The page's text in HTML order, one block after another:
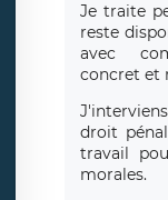
Je traite
reste
avec
concret et
droit
travail
morales.